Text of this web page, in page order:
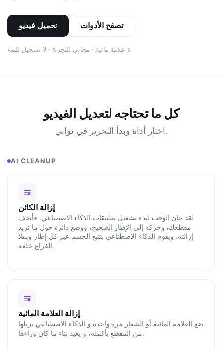
تحميل فيديو تصفح الأدوات
لا علامة مائية · مجاني للتجربة · لا تسجيل للبدء
كل ما تحتاجه لتعديل الفيديو
اختار أداة وبدأ التحرير في ثواني.
AI CLEANUP
إزالة الكائن
لقد حان الوقت لبدء تشغيل تطبيقات الذكاء الاصطناعي. فأضف
مقطعك، وحركه إلى الإطار الصحيح، ووضع دائرة حول ما تريد
إزالته. ويقوم الذكاء الاصطناعي بتتبع الجسم عبر كل إطار ويملأ
الفراغ خلفه.
إزالة العلامة المائية
ضع العلامة المائية أو الشعار مرة واحدة و الذكاء الاصطناعي يزيلها
من المقطع بأكمله، و يعيد بناء ما كان وراءها.